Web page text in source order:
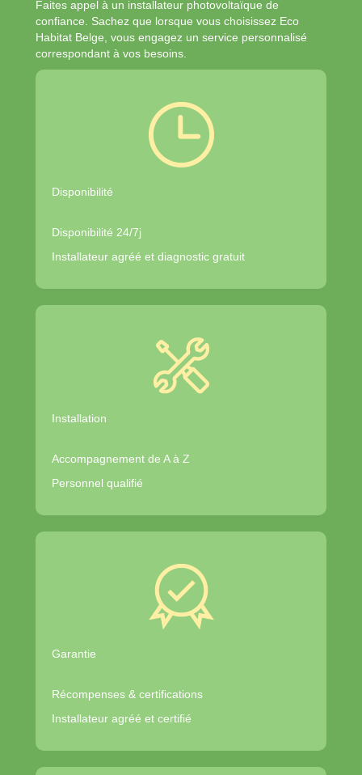
Faites appel à un installateur photovoltaïque de
confiance. Sachez que lorsque vous choisissez Eco
Habitat Belge, vous engagez un service personnalisé
correspondant à vos besoins.
Disponibilité
Disponibilité 24/7j
Installateur agréé et diagnostic gratuit
Installation
Accompagnement de A à Z
Personnel qualifié
Garantie
Récompenses & certifications
Installateur agréé et certifié